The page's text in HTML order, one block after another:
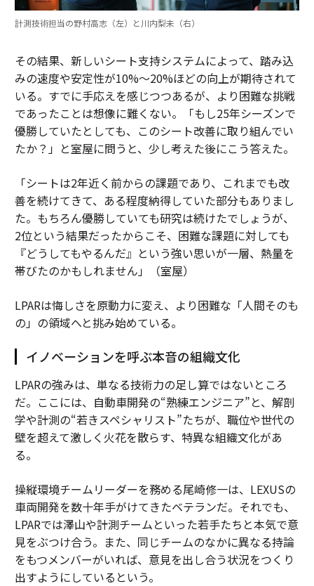
計測技術担当の野村高志（左）と川内梨未（右）
その結果、新しいシート支持システムによって、踏み込
みの速度や安定性が10%〜20%ほどの向上が期待されて
いる。すでに手応えを感じつつあるが、より困難な挑戦
であったことは想像に難くない。「もし25年シーズンで
優勝していたとしても、このシート改善に取り組んでい
たか？」と室屋に問うと、少し考えた後にこう答えた。
「シートは2年近く前からの課題であり、これまでも改
善を続けてきて、ある程度納得していた部分もありまし
た。もちろん優勝していても研究は続けたでしょうが、
2位という結果だったからこそ、困難な課題に対しても
『どうしてもやるんだ』という強い思いが一層、熱量を
帯びたのかもしれません」（室屋）
LPARは悔しさを原動力に変え、より困難な「人間そのも
の」の領域へと挑み始めている。
イノベーションを呼ぶ本音の組織文化
LPARの強みは、単なる技術力の足し算ではないところ
だ。ここには、自動車開発の“熟練エンジニア”と、解剖
学や計測の“若きスペシャリスト”たちが、職位や世代の
壁を超えて激しく火花を散らす、特異な組織文化があ
る。
操縦環境チームリーダーを務める尾崎修一は、LEXUSの
車両開発を数十年手がけてきたベテランだ。それでも、
LPARでは澤山や計測チームといった若手たちと本気で意
見をぶつけ合う。また、同じチームのなかに異なる持論
をもつメンバーがいれば、意見を出し合う状況をつくり
出すようにしているという。